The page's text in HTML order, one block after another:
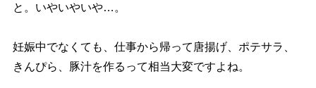
と。いやいやいや…。
妊娠中でなくても、仕事から帰って唐揚げ、ポテサラ、
きんぴら、豚汁を作るって相当大変ですよね。